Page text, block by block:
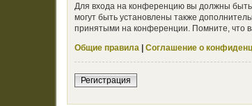
Для входа на конференцию вы должны быть
могут быть установлены также
принятыми на конференции. Помните, что
Общие правила | Соглашение о
Регистрация